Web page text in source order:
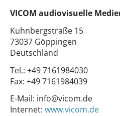
VICOM audiovisuelle
Kuhnbergstraße 15
73037 Göppingen
Deutschland
Tel.: +49 7161984030
Fax: +49 7161984039
E-Mail: info@vicom.de
Internet: www.vicom.de